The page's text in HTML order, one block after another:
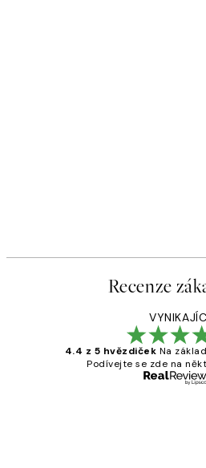
Recenze
4.4 z 5 hvězdiček Na
Podívejte se zde na